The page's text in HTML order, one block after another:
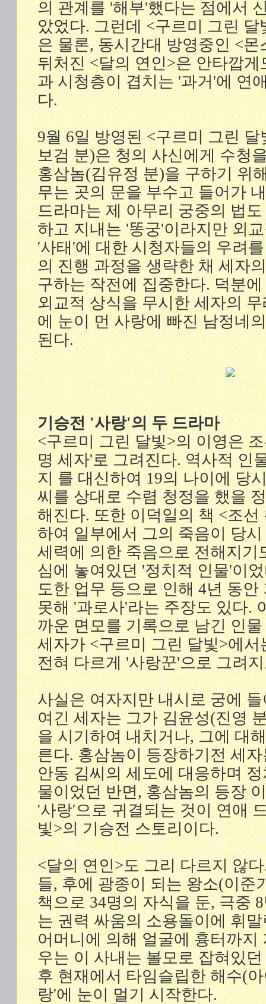
의 관계를 '해부'했다는 점에서
았었다. 그런데 <구르미 그린
은 물론, 동시간대 방영중인 <
뒤처진 <달의 연인>은 안타깝
과 시청층이 겹치는 '과거'에 연
다.
9월 6일 방영된 <구르미 그린
보검 분)은 청의 사신에게 수청
홍삼놈(김유정 분)을 구하기 위
무는 곳의 문을 부수고 들어가
드라마는 제 아무리 궁중의 법
하고 지내는 '똥궁'이라지만 외
'사태'에 대한 시청자들의 우려
의 진행 과정을 생략한 채 세자
구하는 작전에 집중한다. 덕분
외교적 상식을 무시한 세자의
에 눈이 먼 사랑에 빠진 남정네
된다.
기승전 '사랑'의 두 드라마
<구르미 그린 달빛>의 이영은
명 세자'로 그려진다. 역사적 인
지 를 대신하여 19의 나이에 당
씨를 상대로 수렴 청정을 했을
해진다. 또한 이덕일의 책 <조
하여 일부에서 그의 죽음이 당
세력에 의한 죽음으로 전해지기
심에 놓여있던 '정치적 인물'이
도한 업무 등으로 인해 4년 동
못해 '과로사'라는 주장도 있다.
까운 면모를 기록으로 남긴 인
세자가 <구르미 그린 달빛>에
전혀 다르게 '사랑꾼'으로 그려
사실은 여자지만 내시로 궁에
여긴 세자는 그가 김윤성(진영
을 시기하여 내치거나, 그에 대
른다. 홍삼놈이 등장하기전 세
안동 김씨의 세도에 대응하며
물이었던 반면, 홍삼놈의 등장
'사랑'으로 귀결되는 것이 연애
빛>의 기승전 스토리이다.
<달의 연인>도 그리 다르지 않
들, 후에 광종이 되는 왕소(이준
책으로 34명의 자식을 둔, 극중
는 권력 싸움의 소용돌이에 휘
어머니에 의해 얼굴에 흉터까지
우는 이 사내는 볼모로 잡혀있
후 현재에서 타임슬립한 해수(
랑'에 눈이 멀기 시작한다.